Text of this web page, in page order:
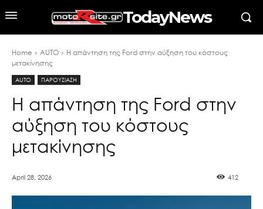
TodayNews
Home AUTO
Η απάντηση της Ford στην αύξηση του κόστους
μετακίνησης
AUTO ΠΑΡΟΥΣΙΑΣΗ
Η απάντηση της Ford στην
αύξηση του κόστους
μετακίνησης
April 28, 2026 412